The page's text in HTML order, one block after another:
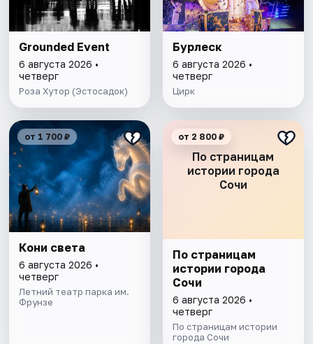
Grounded Event
6 августа 2026 •
четверг
Роза Хутор (Эстосадок)
Бурлеск
6 августа 2026 •
четверг
Цирк
от 1 700 ₽
Кони света
6 августа 2026 •
четверг
Летний театр парка им.
Фрунзе
По страницам
истории города
Сочи
от 2 800 ₽
По страницам
истории города
Сочи
6 августа 2026 •
четверг
По страницам истории
города Сочи